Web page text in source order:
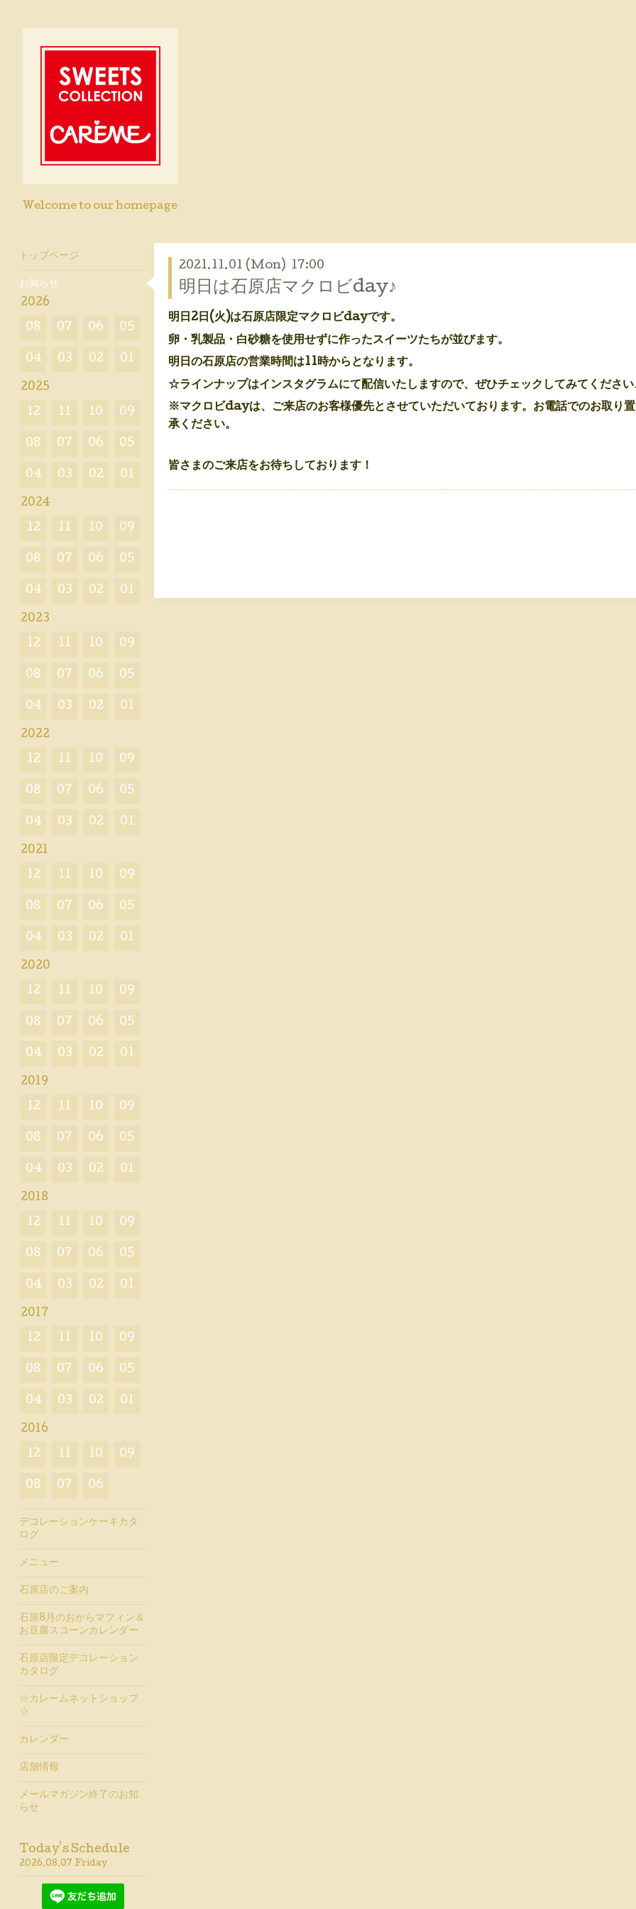
Welcome to our homepage
2021.11.01 (Mon) 17:00
明日は石原店マクロビday♪
明日2日(火)は石原店限定マクロビdayです。
卵・乳製品・白砂糖を使用せずに作ったスイーツたちが並びます。
明日の石原店の営業時間は11時からとなります。
☆ラインナップはインスタグラムにて配信いたしますので、ぜひチェックしてみてください
※マクロビdayは、 ご来店のお客様優先とさせていただいております。 お電話でのお取り
承ください。
皆さまのご来店をお待ちしております！
トップページ
お知らせ
2026
08 07 06 05
04 03 02 01
2025
12 11 10 09
08 07 06 05
04 03 02 01
2024
12 11 10 09
08 07 06 05
04 03 02 01
2023
12 11 10 09
08 07 06 05
04 03 02 01
2022
12 11 10 09
08 07 06 05
04 03 02 01
2021
12 11 10 09
08 07 06 05
04 03 02 01
2020
12 11 10 09
08 07 06 05
04 03 02 01
2019
12 11 10 09
08 07 06 05
04 03 02 01
2018
12 11 10 09
08 07 06 05
04 03 02 01
2017
12 11 10 09
08 07 06 05
04 03 02 01
2016
12 11 10 09
08 07 06
デコレーションケーキカタ
ログ
メニュー
石原店のご案内
石原8月のおからマフィン＆
お豆腐スコーンカレンダー
石原店限定デコレーション
カタログ
☆カレームネットショップ
☆
カレンダー
店舗情報
メールマガジン終了のお知
らせ
Today's Schedule
2026.08.07 Friday